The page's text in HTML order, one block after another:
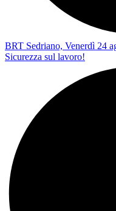
BRT Sedriano, Venerdì 24
Sicurezza sul lavoro!